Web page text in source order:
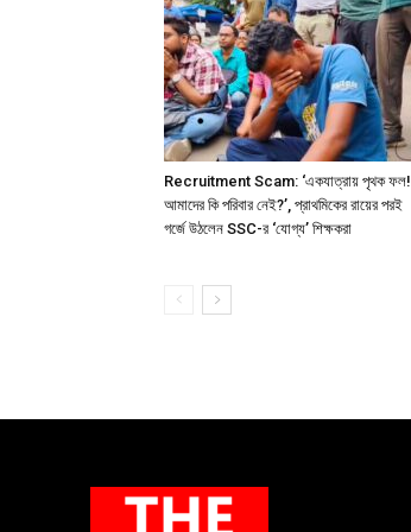
Recruitment Scam: ‘একযাত্রায় পৃথক ফল!
আমাদের কি পরিবার নেই?’, প্রাথমিকের রায়ের পরই
গর্জে উঠলেন SSC-র ‘যোগ্য’ শিক্ষকরা